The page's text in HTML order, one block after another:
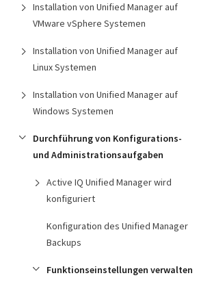
Installation von Unified Manager auf
VMware vSphere Systemen
Installation von Unified Manager auf
Linux Systemen
Installation von Unified Manager auf
Windows Systemen
Durchführung von Konfigurations-
und Administrationsaufgaben
Active IQ Unified Manager wird
konfiguriert
Konfiguration des Unified Manager
Backups
Funktionseinstellungen verwalten